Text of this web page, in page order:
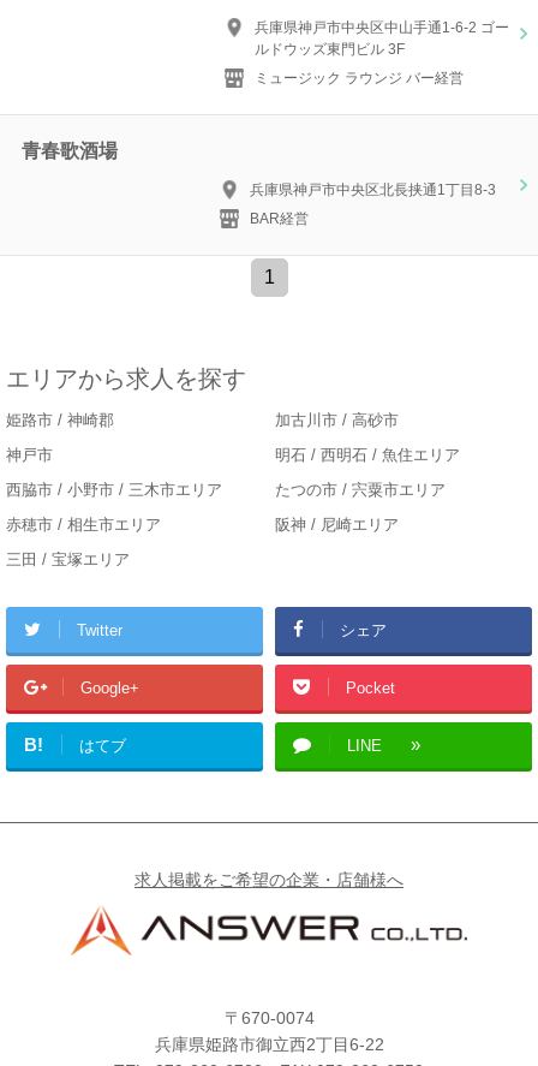
兵庫県神戸市中央区中山手通1-6-2 ゴー
ルドウッズ東門ビル 3F
ミュージック ラウンジ バー経営
青春歌酒場
兵庫県神戸市中央区北長挟通1丁目8-3
BAR経営
1
エリアから求人を探す
姫路市 / 神崎郡
加古川市 / 高砂市
神戸市
明石 / 西明石 / 魚住エリア
西脇市 / 小野市 / 三木市エリア
たつの市 / 宍粟市エリア
赤穂市 / 相生市エリア
阪神 / 尼崎エリア
三田 / 宝塚エリア
Twitter シェア
Google+ Pocket
B! はてブ LINE
求人掲載をご希望の企業・店舗様へ
〒670-0074
兵庫県姫路市御立西2丁目6-22